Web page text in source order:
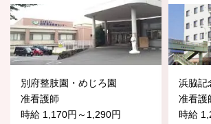
別府整肢園・めじろ園
准看護師
時給 1,170円～1,290円
浜脇記
准看護
時給